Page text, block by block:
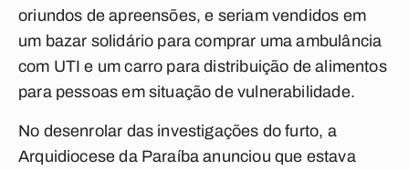
oriundos de apreensões, e seriam vendidos em
um bazar solidário para comprar uma ambulância
com UTI e um carro para distribuição de alimentos
para pessoas em situação de vulnerabilidade.
No desenrolar das investigações do furto, a
Arquidiocese da Paraíba anunciou que estava